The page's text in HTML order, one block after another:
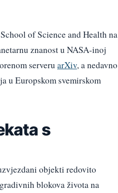
of Science and Health na
znanost u NASA-inoj
serveru arXiv, a nedavno
u Europskom svemirskom
s
objekti redovito
blokova života na